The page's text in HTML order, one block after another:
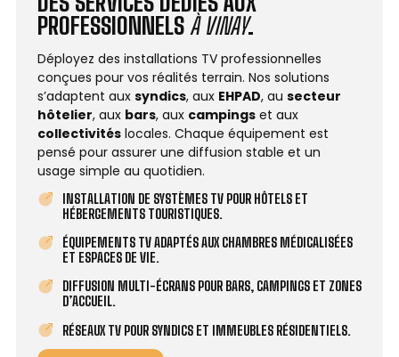
PROFESSIONNELS À VINAY.
Déployez des installations TV professionnelles
conçues pour vos réalités terrain. Nos solutions
s’adaptent aux syndics, aux EHPAD, au secteur
hôtelier, aux bars, aux campings et aux
collectivités locales. Chaque équipement est
pensé pour assurer une diffusion stable et un
usage simple au quotidien.
INSTALLATION DE SYSTÈMES TV POUR HÔTELS ET
HÉBERGEMENTS TOURISTIQUES.
ÉQUIPEMENTS TV ADAPTÉS AUX CHAMBRES MÉDICALISÉES
ET ESPACES DE VIE.
DIFFUSION MULTI-ÉCRANS POUR BARS, CAMPINGS ET ZONES
D’ACCUEIL.
RÉSEAUX TV POUR SYNDICS ET IMMEUBLES RÉSIDENTIELS.